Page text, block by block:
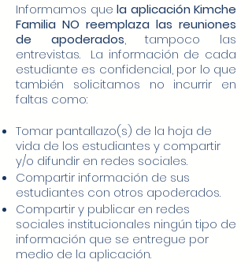
Informamos que la aplicación Kimche
Familia NO reemplaza las reuniones
de apoderados, tampoco las
entrevistas. La información de cada
estudiante es confidencial,por lo que
también solicitamos no incurrir en
faltas como:
Tomar pantallazo(s) de la hoja de
vida de los estudiantes y compartir
y/o difundir en redes sociales.
Compartir información de sus
estudiantes con otros apoderados.
Compartir y publicar en redes
sociales institucionales ningún tipo de
información que se entregue por
medio de la aplicación.